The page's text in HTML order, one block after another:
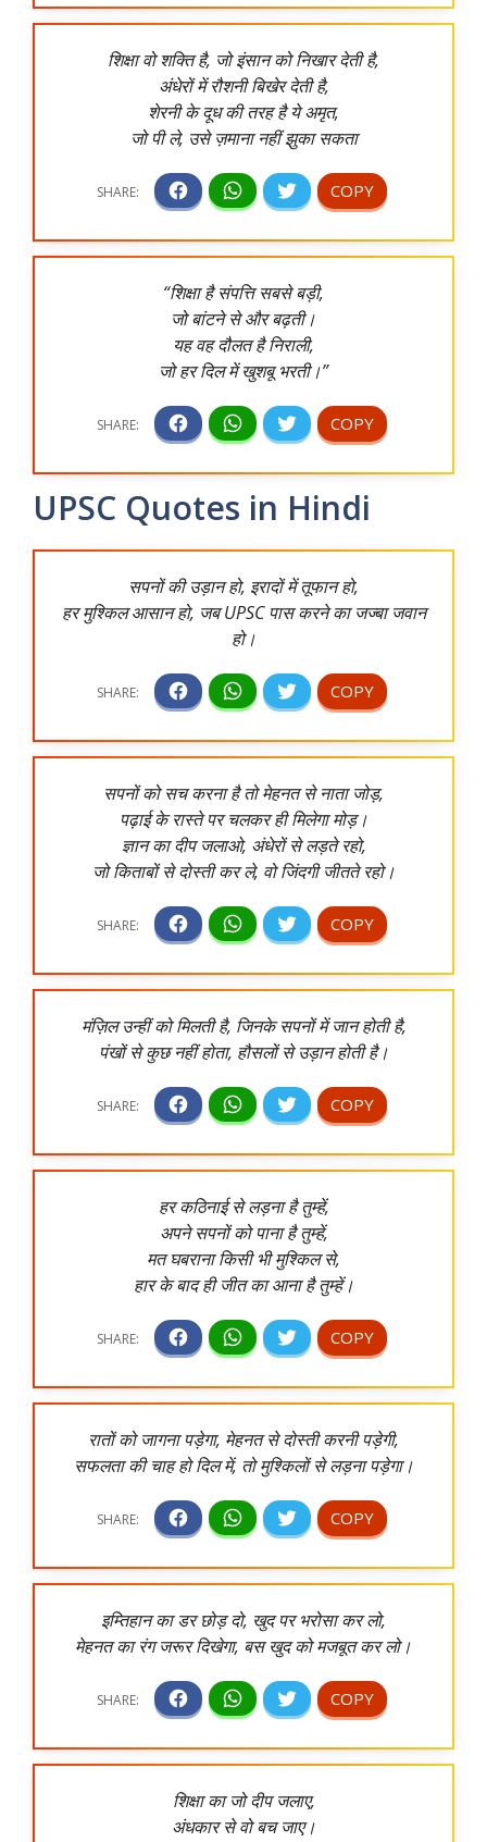
शिक्षा वो शक्ति है, जो इंसान को निखार देती है,
अंधेरों में रौशनी बिखेर देती है,
शेरनी के दूध की तरह है ये अमृत,
जो पी ले, उसे ज़माना नहीं झुका सकता
“शिक्षा है संपत्ति सबसे बड़ी,
जो बांटने से और बढ़ती।
यह वह दौलत है निराली,
जो हर दिल में खुशबू भरती।”
UPSC Quotes in Hindi
सपनों की उड़ान हो, इरादों में तूफान हो,
हर मुश्किल आसान हो, जब UPSC पास करने का जज्बा जवान
हो।
सपनों को सच करना है तो मेहनत से नाता जोड़,
पढ़ाई के रास्ते पर चलकर ही मिलेगा मोड़।
ज्ञान का दीप जलाओ, अंधेरों से लड़ते रहो,
जो किताबों से दोस्ती कर ले, वो जिंदगी जीतते रहो।
मंज़िल उन्हीं को मिलती है, जिनके सपनों में जान होती है,
पंखों से कुछ नहीं होता, हौसलों से उड़ान होती है।
हर कठिनाई से लड़ना है तुम्हें,
अपने सपनों को पाना है तुम्हें,
मत घबराना किसी भी मुश्किल से,
हार के बाद ही जीत का आना है तुम्हें।
रातों को जागना पड़ेगा, मेहनत से दोस्ती करनी पड़ेगी,
सफलता की चाह हो दिल में, तो मुश्किलों से लड़ना पड़ेगा।
इम्तिहान का डर छोड़ दो, खुद पर भरोसा कर लो,
मेहनत का रंग जरूर दिखेगा, बस खुद को मजबूत कर लो।
शिक्षा का जो दीप जलाए,
अंधकार से वो बच जाए।